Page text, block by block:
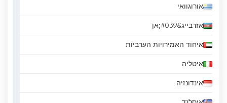
אורוגוואי
אזרבייג&#039;אן
איחוד האמירויות הערביות
איטליה
אינדונזיה